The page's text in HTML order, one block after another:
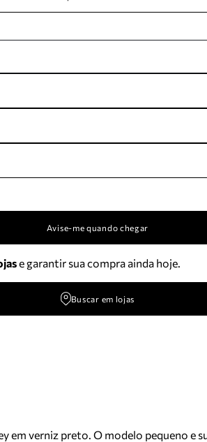
Avise-me quando chegar
e garantir sua compra ainda hoje.
Buscar em lojas
em verniz preto. O modelo pequeno